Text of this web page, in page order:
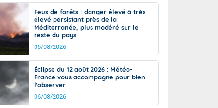
de
Phénomènes dangereux de J+2 à J+7
Avertissement pluies intenses à l'échelle
des communes (Apic)
Bulletins Marine
d'avalanche
Météo des forêts
Vigicrues
Feux de forêts : danger élevé à très
élevé persistant près de la
Méditerranée, plus modéré sur le
reste du pays
06/08/2026
Éclipse du 12 août 2026 : Météo-
France vous accompagne pour bien
l'observer
06/08/2026